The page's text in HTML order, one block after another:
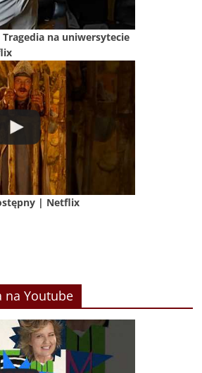
na uniwersytecie
| Netflix
na Youtube